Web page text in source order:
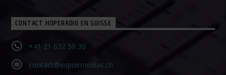
CONTACT HOPERADIO EN SUISSE
+41 21 632 50 30‬
contact@espoirmedias.ch